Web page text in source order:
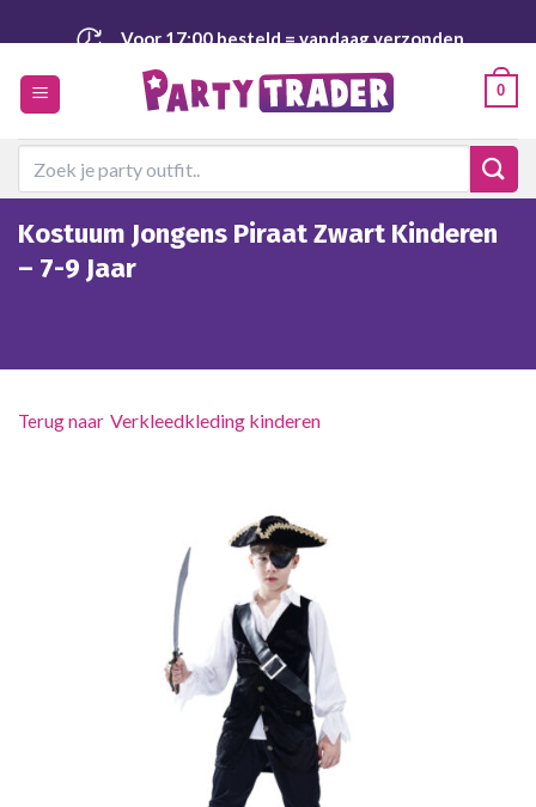
naar
inhoud
Voor 17:00 besteld = vandaag verzonden
Veiligen achteraf betalen 0
Kostuum Jongens Piraat Zwart Kinderen
– 7-9 Jaar
Verkleedkleding kinderen